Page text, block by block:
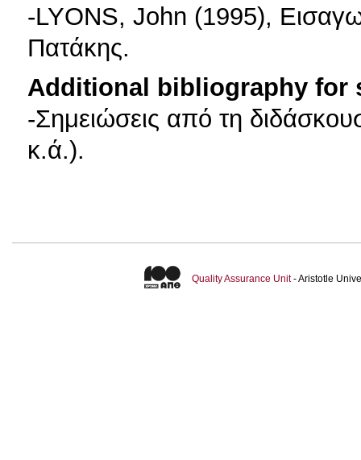
-LYONS, John (1995),
Πατάκης.
Additional bibliography for
-Σημειώσεις από τη
κ.ά.).
Quality Assurance Unit- Aristotle